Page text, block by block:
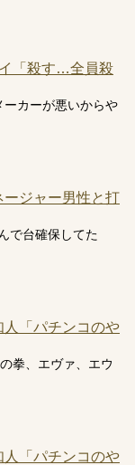
「殺す…全員殺
ーカーが悪いからや
ジャー男性と打
で台確保してた
「パチンコのや
拳、エヴァ、エウ
「パチンコのや